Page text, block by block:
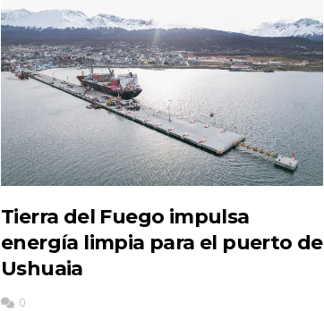
Tierra del Fuego impulsa
energía limpia para el puerto de
Ushuaia
0